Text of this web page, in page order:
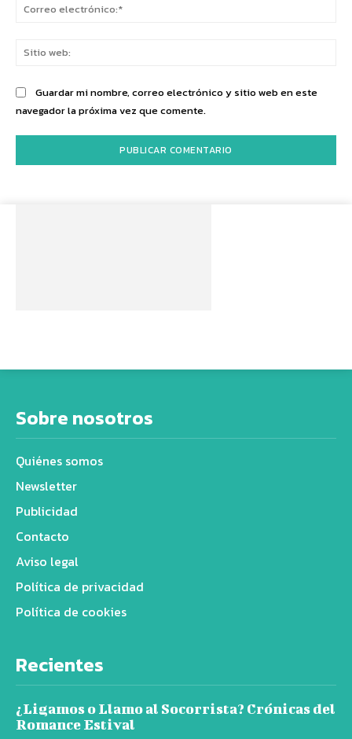
Guardar mi nombre, correo electrónico y sitio web en este
navegador la próxima vez que comente.
Sobre nosotros
Quiénes somos
Newsletter
Publicidad
Contacto
Aviso legal
Política de privacidad
Política de cookies
Recientes
¿Ligamos o Llamo al Socorrista? Crónicas del
Romance Estival